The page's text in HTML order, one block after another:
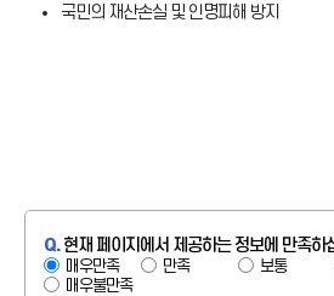
국민의 재산손실 및 인명피해 방지
Q.현재 페이지에서 제공하는 정보에 만족하
매우만족 만족 보통
매우불만족